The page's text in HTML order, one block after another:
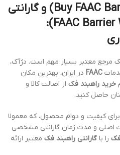
وگارانتی
:
مرجع معتبر بسیار مهم است. دژآک،
FAAC در ایران، بهترین مکان
خرید راهبند فک از اصالت کالا و
حاصل کنید.
کیفیت و دوام محصول، که معمولا
اصلی و مدت زمان گارانتی مشخصی
فک را با گارانتی راهبند فک معتبر ارائه